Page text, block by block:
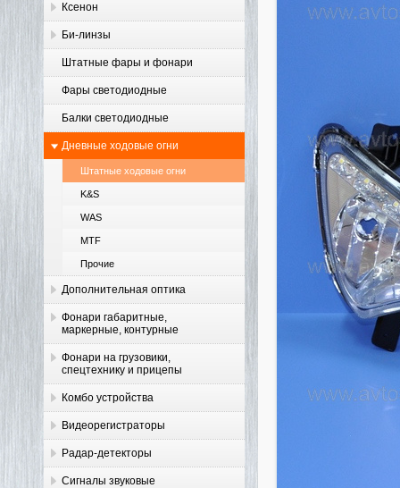
Ксенон
Би-линзы
Штатные фары и фонари
Фары светодиодные
Балки светодиодные
Дневные ходовые огни
Штатные ходовые огни
K&S
WAS
MTF
Прочие
Дополнительная оптика
Фонари габаритные,
маркерные, контурные
Фонари на грузовики,
спецтехнику и прицепы
Комбо устройства
Видеорегистраторы
Радар-детекторы
Сигналы звуковые